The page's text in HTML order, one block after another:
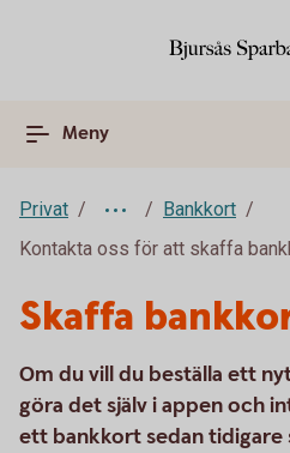
Meny
Privat
Bankkort
Kontakta oss för att skaffa
Skaffa
Om du vill du beställa ett
göra det själv i appen och
ett bankkort sedan tidigare